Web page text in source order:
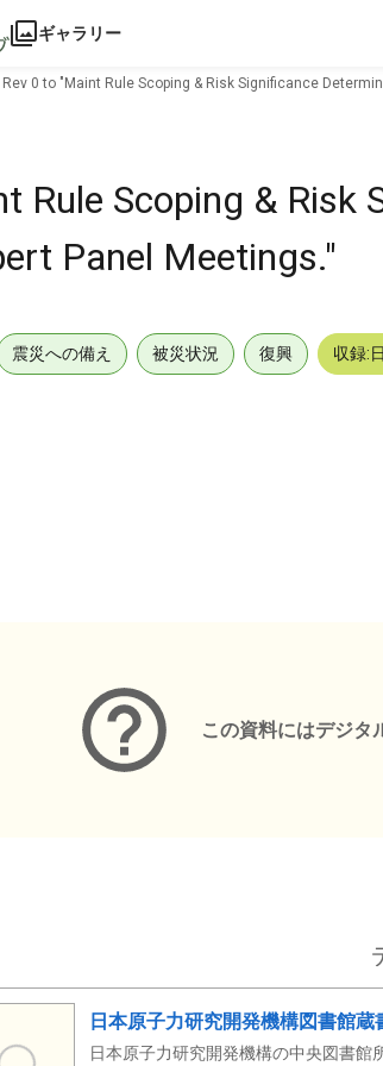
ギャラリー
Rev 0 to "Maint Rule Scoping & Risk Significance
Rule Scoping & Risk
Panel Meetings."
震災への備え 被災状況 復興 収録:
この資料にはデジタ
日本原子力研究開発機構図書館蔵
日本原子力研究開発機構の中央図書館